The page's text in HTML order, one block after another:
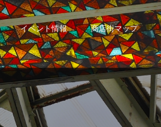
イベント情報 商店街マップ